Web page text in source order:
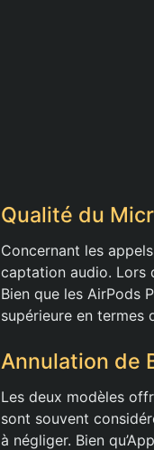
Qualité du
Concernant les
captation audio. Lors
Bien que les AirPods
supérieure en termes
Annulation de
Les deux modèles
sont souvent
à négliger. Bien